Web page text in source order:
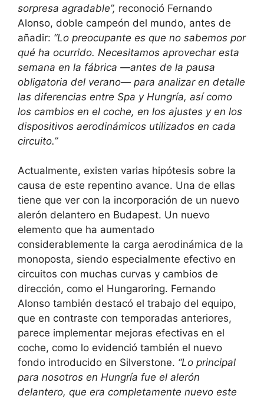
sorpresa agradable”, reconoció Fernando
Alonso, doble campeón del mundo, antes de
añadir: “Lo preocupante es que no sabemos por
qué ha ocurrido. Necesitamos aprovechar esta
semana en la fábrica —antes de la pausa
obligatoria del verano— para analizar en detalle
las diferencias entre Spa y Hungría, así como
los cambios en el coche, en los ajustes y en los
dispositivos aerodinámicos utilizados en cada
circuito.”
Actualmente, existen varias hipótesis sobre la
causa de este repentino avance. Una de ellas
tiene que ver con la incorporación de un nuevo
alerón delantero en Budapest. Un nuevo
elemento que ha aumentado
considerablemente la carga aerodinámica de la
monoposta, siendo especialmente efectivo en
circuitos con muchas curvas y cambios de
dirección, como el Hungaroring. Fernando
Alonso también destacó el trabajo del equipo,
que en contraste con temporadas anteriores,
parece implementar mejoras efectivas en el
coche, como lo evidenció también el nuevo
fondo introducido en Silverstone. “Lo principal
para nosotros en Hungría fue el alerón
delantero, que era completamente nuevo este